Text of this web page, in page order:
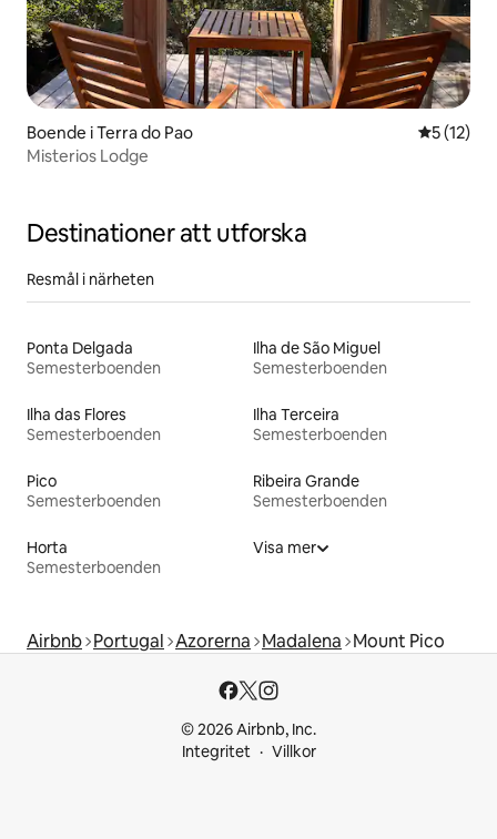
Boende i Terra do Pao 5 av 5 i
5 (12)
Misterios Lodge
Destinationer att utforska
Resmål i närheten
Ponta Delgada
Semesterboenden
Ilha de São Miguel
Semesterboenden
Ilha das Flores
Semesterboenden
Ilha Terceira
Semesterboenden
Pico
Semesterboenden
Ribeira Grande
Semesterboenden
Horta
Semesterboenden
Visa mer
Airbnb Portugal Azorerna Madalena Mount Pico
© 2026 Airbnb, Inc.
Integritet
Villkor